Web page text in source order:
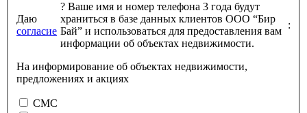
Даю
согласие
? Ваше имя и номер телефона 3 года будут
храниться в базе данных клиентов ООО “Бир
Бай” и использоваться для предоставления вам
информации об объектах недвижимости.
:
На информирование об объектах недвижимости,
предложениях и акциях
СМС